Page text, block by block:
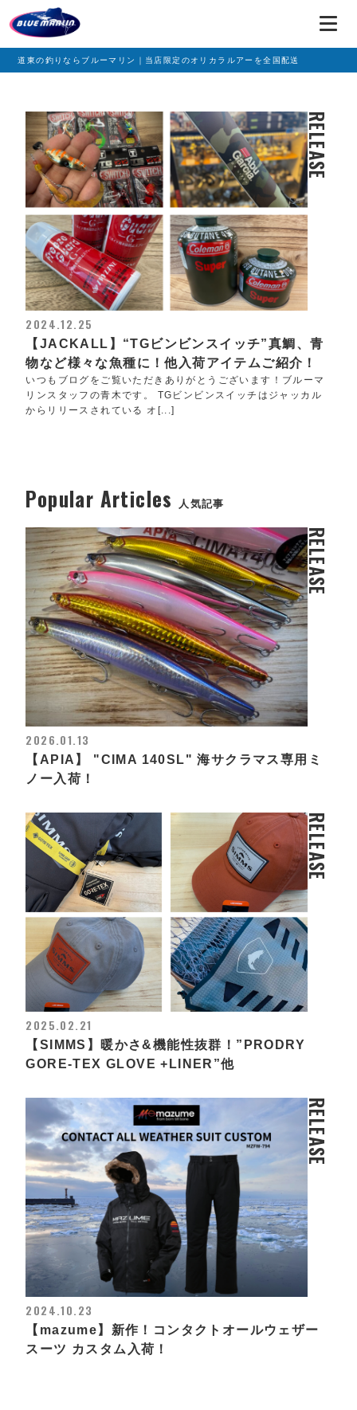
道東の釣りならブルーマリン｜当店限定のオリカラルアーを全国配送
RELEASE
2024.12.25
【JACKALL】“TGビンビンスイッチ”真鯛、青
物など様々な魚種に！他入荷アイテムご紹介！
いつもブログをご覧いただきありがとうございます！ブルーマ
リンスタッフの青木です。 TGビンビンスイッチはジャッカル
からリリースされている オ[...]
Popular Articles 人気記事
RELEASE
2026.01.13
【APIA】 "CIMA 140SL" 海サクラマス専用ミ
ノー入荷！
RELEASE
2025.02.21
【SIMMS】暖かさ&機能性抜群！”PRODRY
GORE-TEX GLOVE +LINER”他
RELEASE
2024.10.23
【mazume】新作！コンタクトオールウェザー
スーツ カスタム入荷！